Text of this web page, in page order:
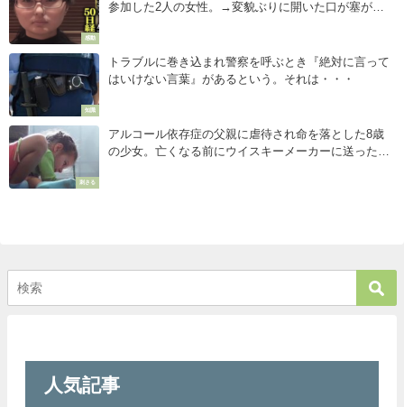
感動
参加した2人の女性。→変貌ぶりに開いた口が塞がら
知識
トラブルに巻き込まれ警察を呼ぶとき『絶対に言って
はいけない言葉』があるという。それは・・・
刺さる
アルコール依存症の父親に虐待され命を落とした8歳
の少女。亡くなる前にウイスキーメーカーに送った手
人気記事